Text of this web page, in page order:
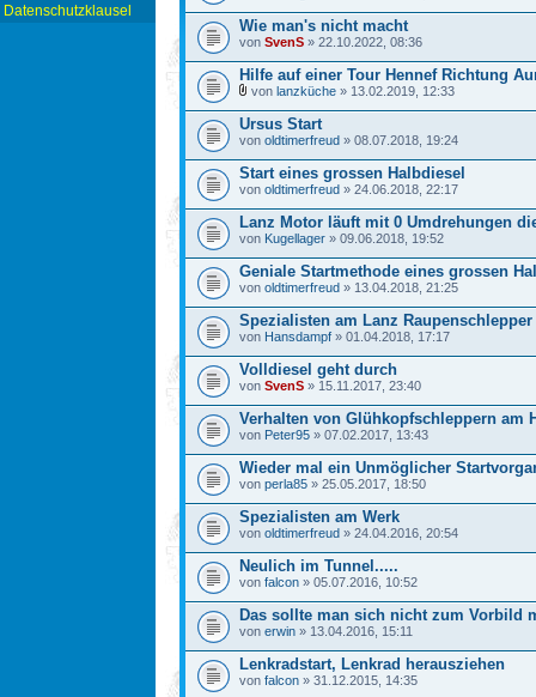
Datenschutzklausel
Wie man's nicht macht
von SvenS » 22.10.2022, 08:36
Hilfe auf einer Tour Hennef Richtung
von lanzküche » 13.02.2019, 12:33
Ursus Start
von oldtimerfreud » 08.07.2018, 19:24
Start eines grossen Halbdiesel
von oldtimerfreud » 24.06.2018, 22:17
Lanz Motor läuft mit 0 Umdrehungen
von Kugellager » 09.06.2018, 19:52
Geniale Startmethode eines grossen
von oldtimerfreud » 13.04.2018, 21:25
Spezialisten am Lanz Raupenschlepper
von Hansdampf » 01.04.2018, 17:17
Volldiesel geht durch
von SvenS » 15.11.2017, 23:40
Verhalten von Glühkopfschleppern am
von Peter95 » 07.02.2017, 13:43
Wieder mal ein Unmöglicher
von perla85 » 25.05.2017, 18:50
Spezialisten am Werk
von oldtimerfreud » 24.04.2016, 20:54
Neulich im Tunnel.....
von falcon » 05.07.2016, 10:52
Das sollte man sich nicht zum Vorbild
von erwin » 13.04.2016, 15:11
Lenkradstart, Lenkrad herausziehen
von falcon » 31.12.2015, 14:35